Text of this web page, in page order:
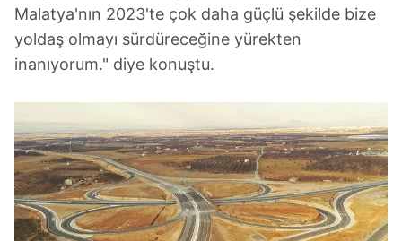
Malatya'nın 2023'te çok daha güçlü şekilde bize
yoldaş olmayı sürdüreceğine yürekten
inanıyorum." diye konuştu.